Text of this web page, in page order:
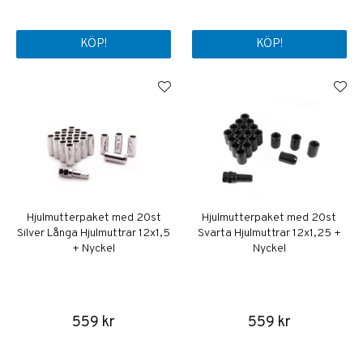
KÖP! KÖP!
Hjulmutterpaket med 20st
Silver Långa Hjulmuttrar 12x1,5
+ Nyckel
559 kr
Hjulmutterpaket med 20st
Svarta Hjulmuttrar 12x1,25 +
Nyckel
559 kr